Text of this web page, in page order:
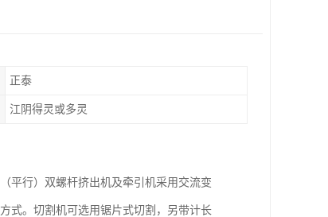
正泰
江阴得灵或多灵
平行）双螺杆挤出机及牵引机采用交流变
式。切割机可选用锯片式切割，另带计长